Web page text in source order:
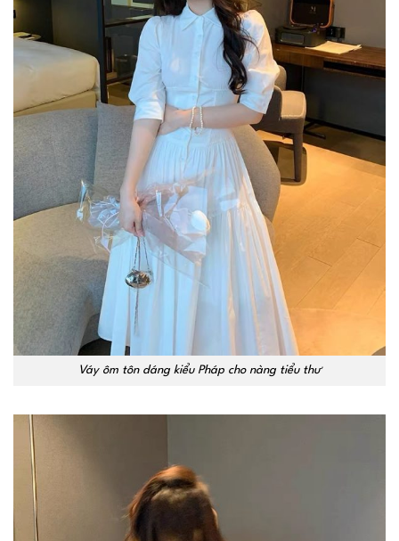
Váy ôm tôn dáng kiểu Pháp cho nàng tiểu thư